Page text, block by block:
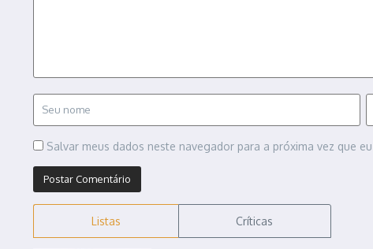
Salvar meus dados neste navegador para a próxima vez que
Listas Críticas